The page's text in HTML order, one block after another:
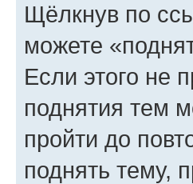
Щёлкнув по
можете
Если этого не
поднятия тем
пройти до
поднять тему,